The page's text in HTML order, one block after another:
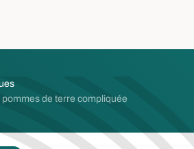
de terre compliquée